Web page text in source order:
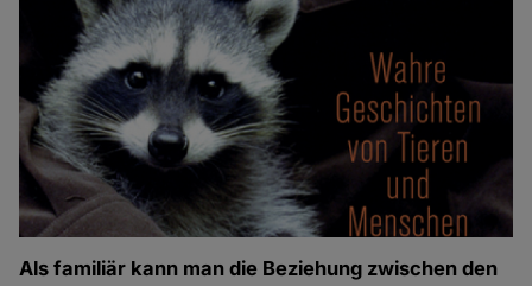
Als familiär kann man die Beziehung zwischen den